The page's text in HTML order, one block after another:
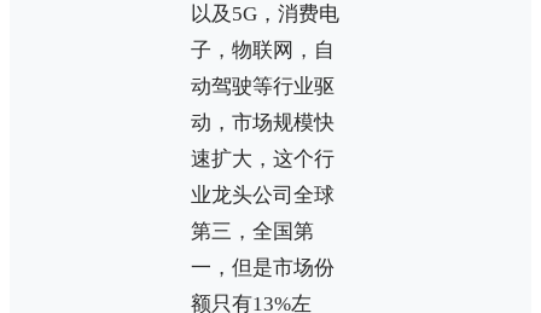
以及5G，消费电
子，物联网，自
动驾驶等行业驱
动，市场规模快
速扩大，这个行
业龙头公司全球
第三，全国第
一，但是市场份
额只有13%左